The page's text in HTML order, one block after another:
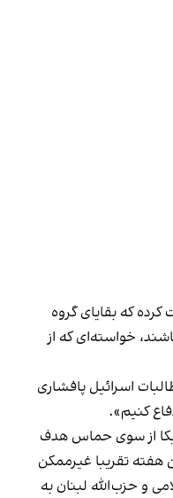
که بقایای گروه
خواسته‌ای که از
اسرائیل پافشاری
کنیم».
از سوی حماس هدف
هفته تقریبا غیرممکن
و حزب‌الله لبنان به